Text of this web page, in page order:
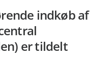
indkøb af
er tildelt